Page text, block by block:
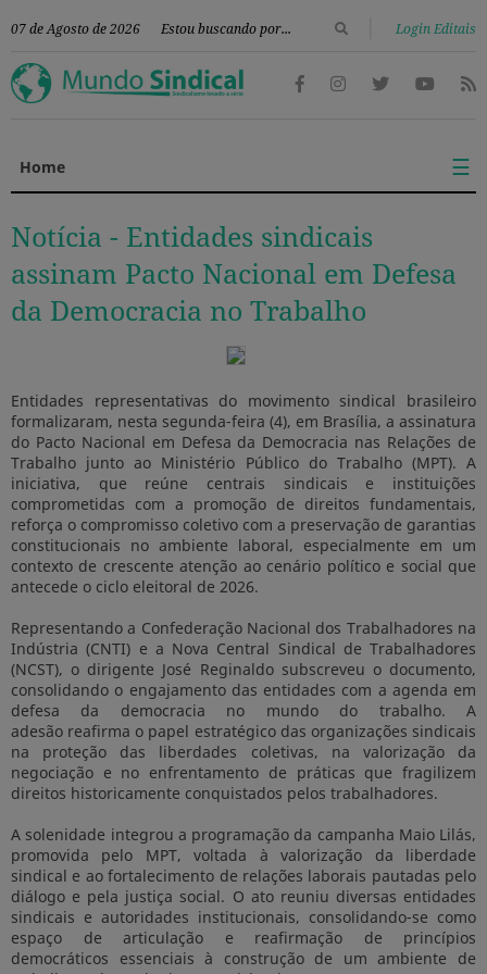
07 de Agosto de 2026 Login Editais
Home ☰
Notícia - Entidades sindicais
assinam Pacto Nacional em Defesa
da Democracia no Trabalho
Entidades representativas do movimento sindical brasileiro
formalizaram, nesta segunda-feira (4), em Brasília, a assinatura
do Pacto Nacional em Defesa da Democracia nas Relações de
Trabalho junto ao Ministério Público do Trabalho (MPT). A
iniciativa, que reúne centrais sindicais e instituições
comprometidas com a promoção de direitos fundamentais,
reforça o compromisso coletivo com a preservação de garantias
constitucionais no ambiente laboral, especialmente em um
contexto de crescente atenção ao cenário político e social que
antecede o ciclo eleitoral de 2026.
Representando a Confederação Nacional dos Trabalhadores na
Indústria (CNTI) e a Nova Central Sindical de Trabalhadores
(NCST), o dirigente José Reginaldo subscreveu o documento,
consolidando o engajamento das entidades com a agenda em
defesa da democracia no mundo do trabalho. A
adesão reafirma o papel estratégico das organizações sindicais
na proteção das liberdades coletivas, na valorização da
negociação e no enfrentamento de práticas que fragilizem
direitos historicamente conquistados pelos trabalhadores.
A solenidade integrou a programação da campanha Maio Lilás,
promovida pelo MPT, voltada à valorização da liberdade
sindical e ao fortalecimento de relações laborais pautadas pelo
diálogo e pela justiça social. O ato reuniu diversas entidades
sindicais e autoridades institucionais, consolidando-se como
espaço de articulação e reafirmação de princípios
democráticos essenciais à construção de um ambiente de